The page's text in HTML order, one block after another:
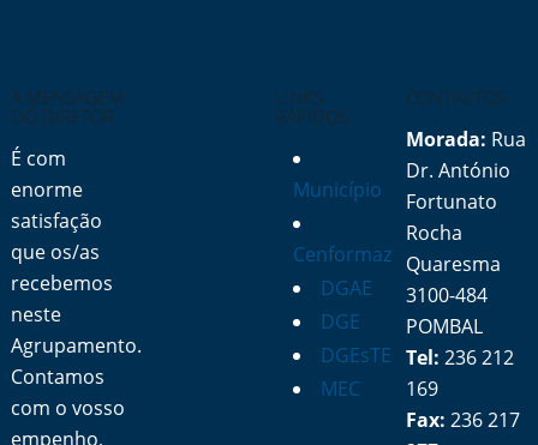
A MENSAGEM
DO DIRETOR
É com
enorme
satisfação
que os/as
recebemos
neste
Agrupamento.
Contamos
com o vosso
empenho,
LINKS
RÁPIDOS
Município
Cenformaz
DGAE
DGE
DGEsTE
MEC
CONTACTOS
Morada: Rua
Dr. António
Fortunato
Rocha
Quaresma
3100-484
POMBAL
Tel: 236 212
169
Fax: 236 217